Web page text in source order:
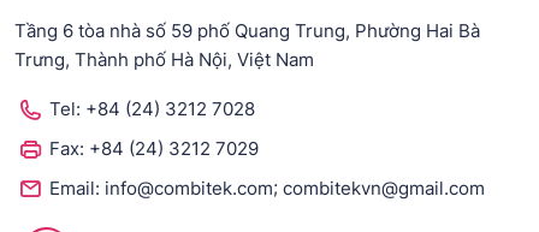
Tầng 6 tòa nhà số 59 phố Quang Trung, Phường Hai Bà
Trưng, Thành phố Hà Nội, Việt Nam
Tel: +84 (24) 3212 7028
Fax: +84 (24) 3212 7029
Email: info@combitek.com; combitekvn@gmail.com